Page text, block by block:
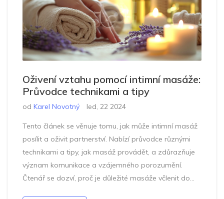
Oživení vztahu pomocí intimní masáže:
Průvodce technikami a tipy
od Karel Novotný led, 22 2024
Tento článek se věnuje tomu, jak může intimní masáž
posílit a oživit partnerství. Nabízí průvodce různými
technikami a tipy, jak masáž provádět, a zdůrazňuje
význam komunikace a vzájemného porozumění.
Čtenář se dozví, proč je důležité masáže včlenit do